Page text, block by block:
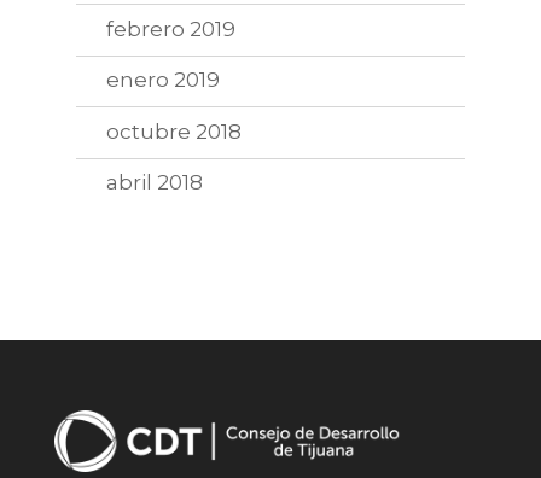
febrero 2019
enero 2019
octubre 2018
abril 2018